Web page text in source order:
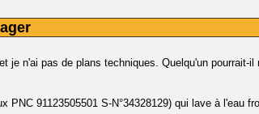
je n'ai pas de plans techniques. Quelqu'un pourrait-il
PNC 91123505501 S-N°34328129) qui lave à l'eau